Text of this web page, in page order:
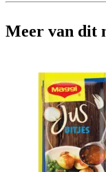
Meer van dit